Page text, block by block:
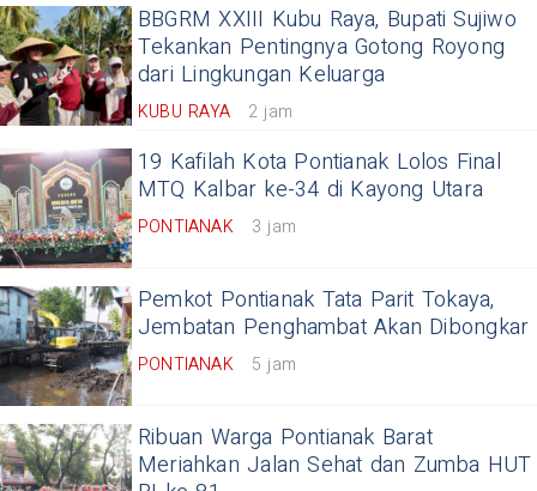
BBGRM XXIII Kubu Raya, Bupati Sujiwo
Tekankan Pentingnya Gotong Royong
dari Lingkungan Keluarga
KUBU RAYA 2 jam
19 Kafilah Kota Pontianak Lolos Final
MTQ Kalbar ke-34 di Kayong Utara
PONTIANAK 3 jam
Pemkot Pontianak Tata Parit Tokaya,
Jembatan Penghambat Akan Dibongkar
PONTIANAK 5 jam
Ribuan Warga Pontianak Barat
Meriahkan Jalan Sehat dan Zumba HUT